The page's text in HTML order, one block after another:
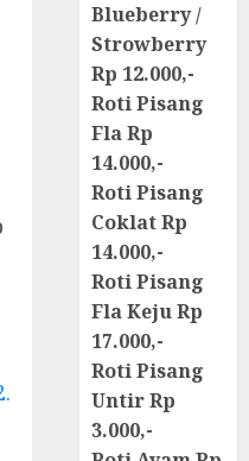
Blueberry /
Strowberry
Rp 12.000,-
Roti Pisang
Fla Rp
14.000,-
Roti Pisang
Coklat Rp
14.000,-
Roti Pisang
Fla Keju Rp
17.000,-
Roti Pisang
Untir Rp
3.000,-